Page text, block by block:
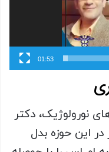
01:53
نورولوژیک، دکتر
این حوزه بدل